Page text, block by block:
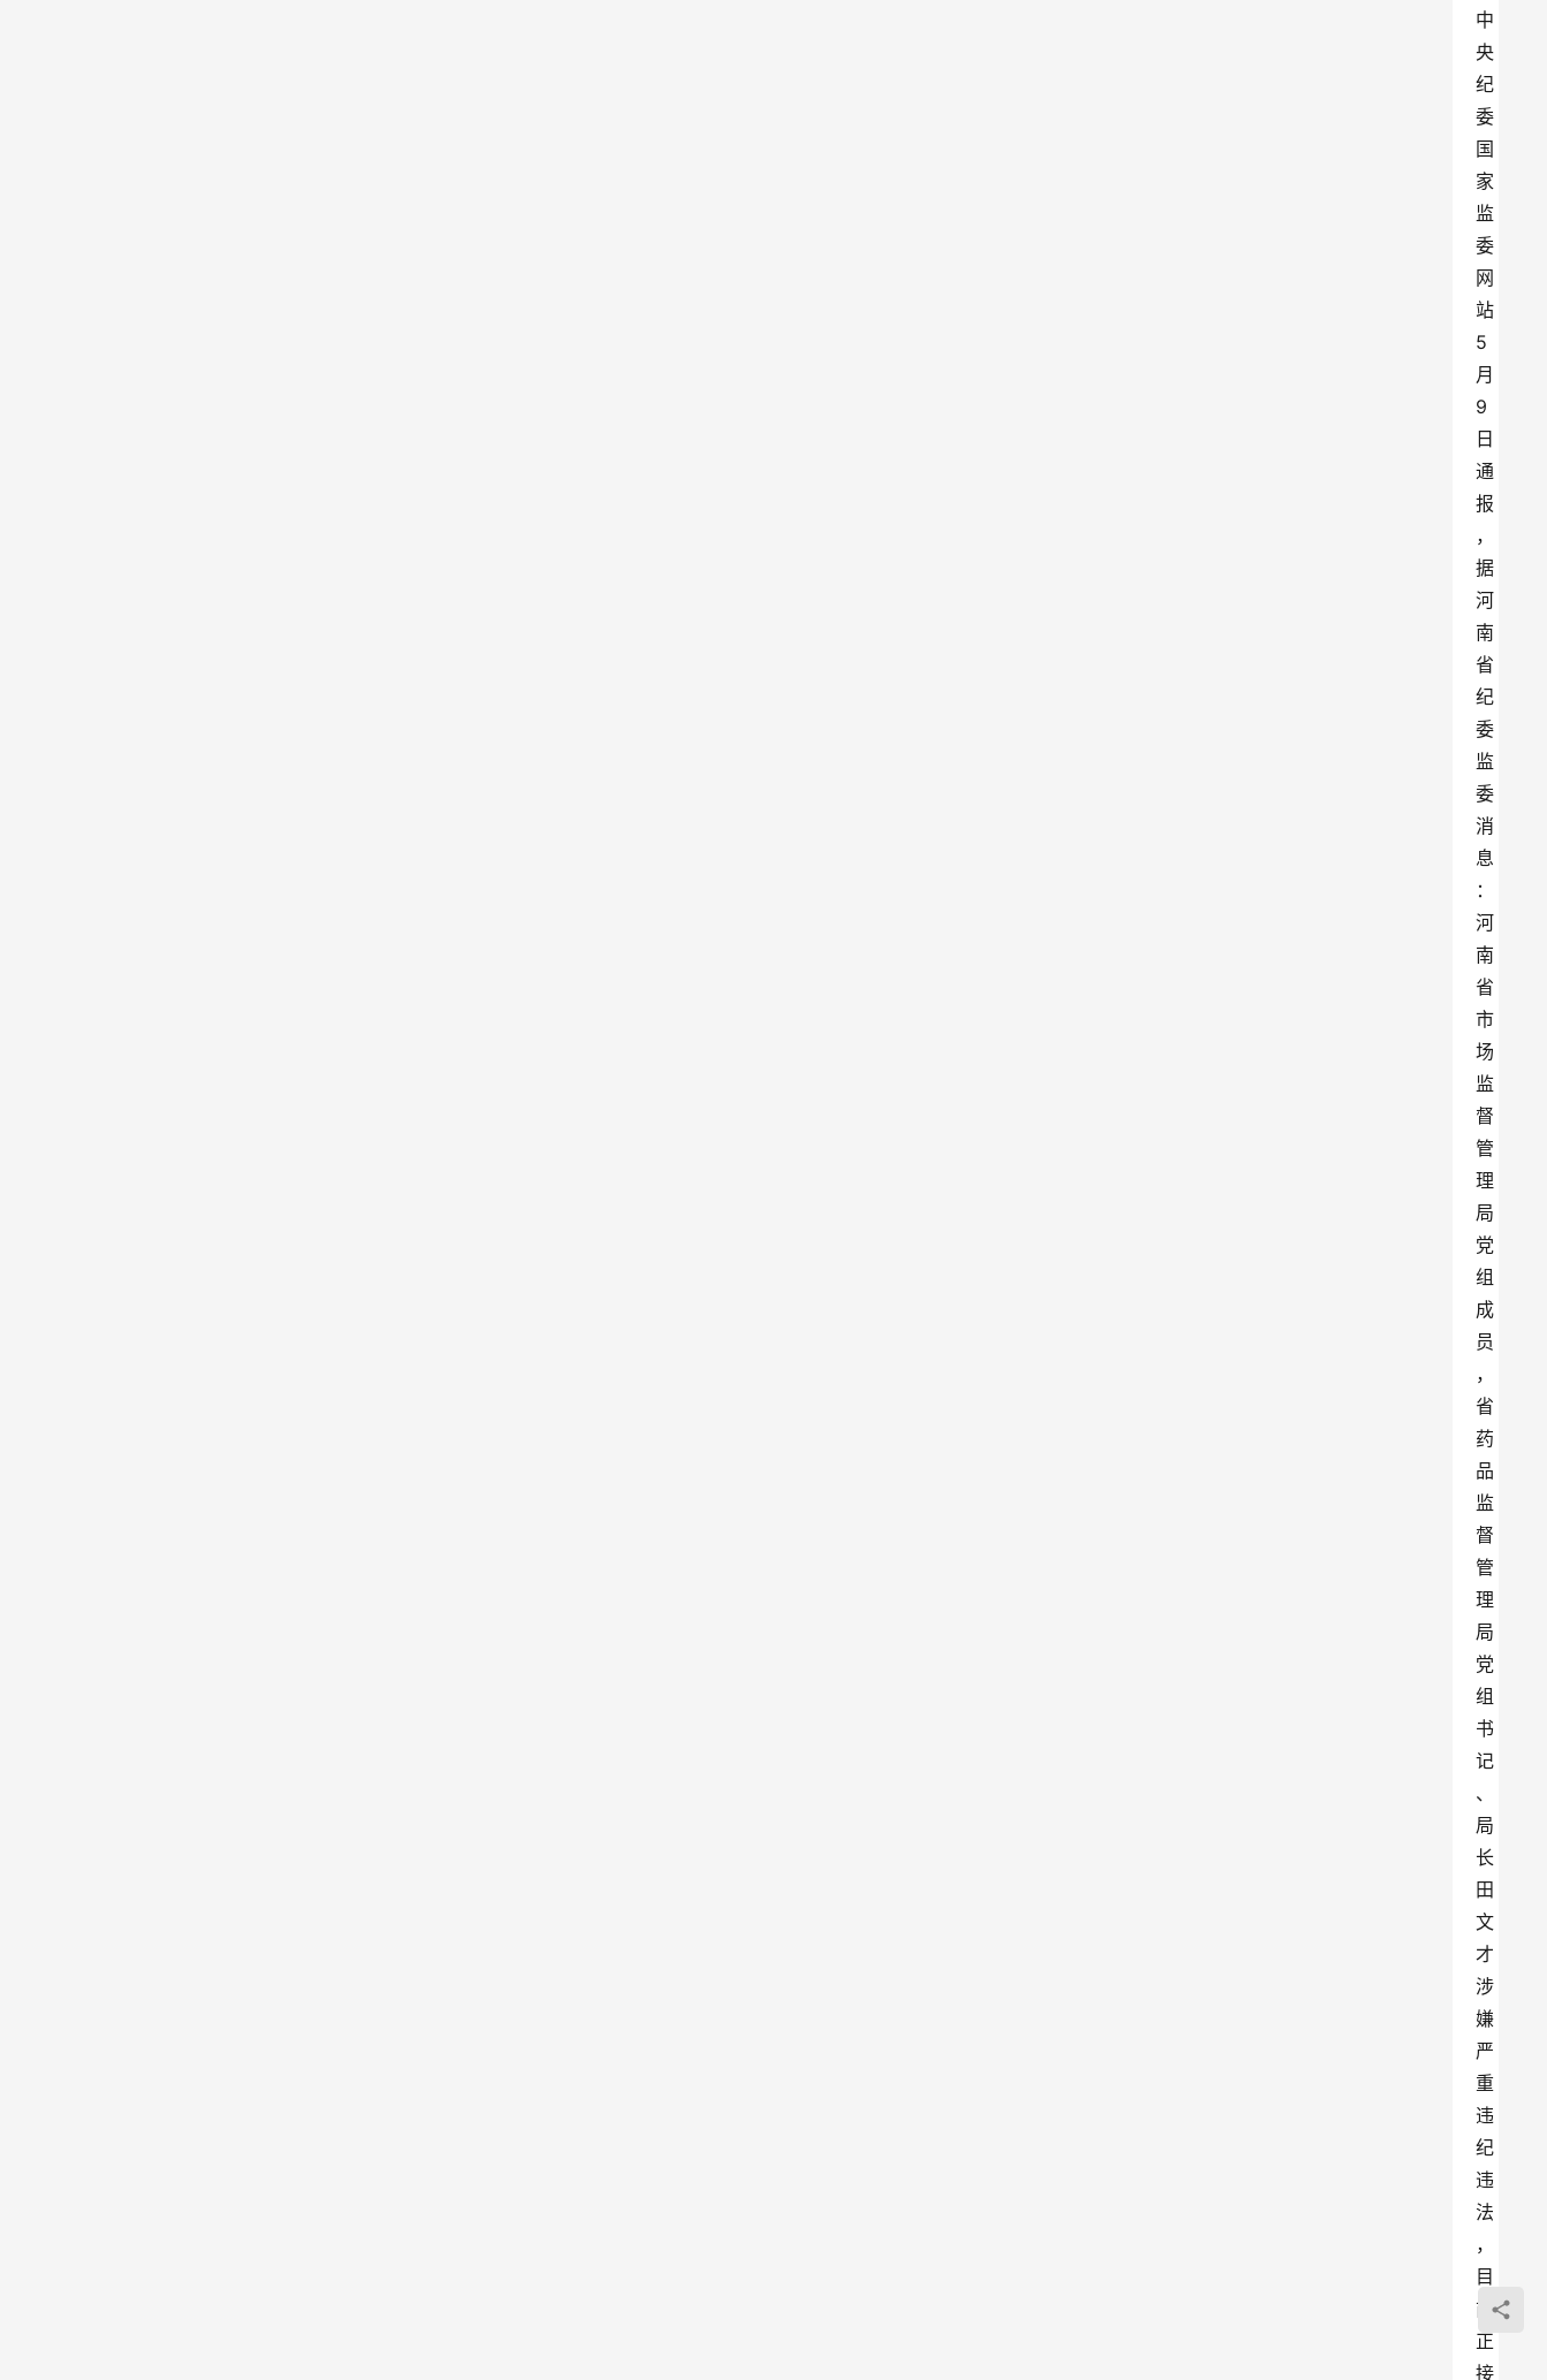
中
央
纪
委
国
家
监
委
网
站
5
月
9
日
通
报
，
据
河
南
省
纪
委
监
委
消
息
：
河
南
省
市
场
监
督
管
理
局
党
组
成
员
，
省
药
品
监
督
管
理
局
党
组
书
记
、
局
长
田
文
才
涉
嫌
严
重
违
纪
违
法
，
目
前
正
接